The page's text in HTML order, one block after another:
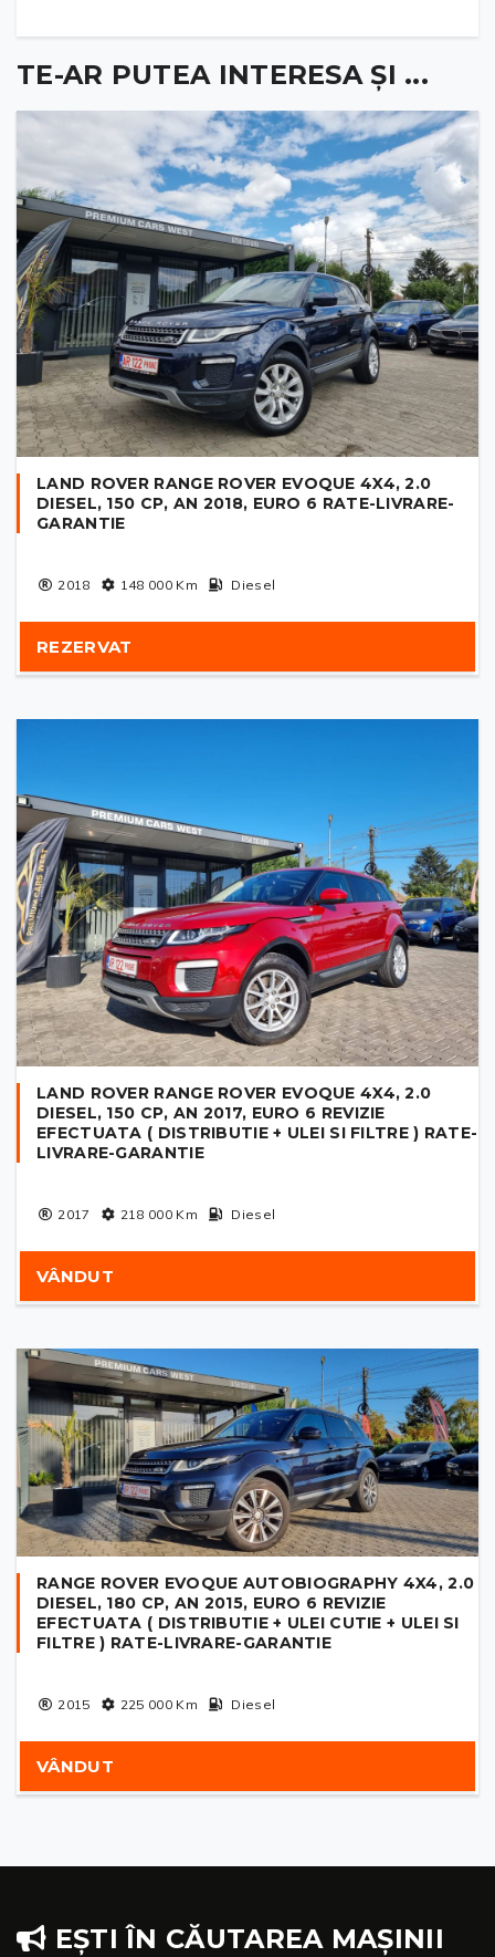
TE-AR PUTEA INTERESA ȘI ...
LAND ROVER RANGE ROVER EVOQUE 4X4, 2.0
DIESEL, 150 CP, AN 2018, EURO 6 RATE-LIVRARE-
GARANTIE
2018 148 000Km Diesel
REZERVAT
LAND ROVER RANGE ROVER EVOQUE 4X4, 2.0
DIESEL, 150 CP, AN 2017, EURO 6 REVIZIE
EFECTUATA ( DISTRIBUTIE + ULEI SI FILTRE ) RATE-
LIVRARE-GARANTIE
2017 218 000Km Diesel
VÂNDUT
RANGE ROVER EVOQUE AUTOBIOGRAPHY 4X4, 2.0
DIESEL, 180 CP, AN 2015, EURO 6 REVIZIE
EFECTUATA ( DISTRIBUTIE + ULEI CUTIE + ULEI SI
FILTRE ) RATE-LIVRARE-GARANTIE
2015 225 000Km Diesel
VÂNDUT
EȘTI ÎN CĂUTAREA MAȘINII